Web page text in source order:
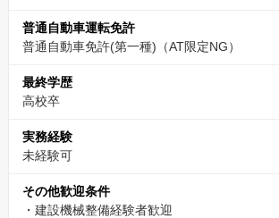
普通自動車運転免許
普通自動車免許(第一種)（AT限定NG）
最終学歴
高校卒
実務経験
未経験可
その他歓迎条件
・建設機械整備経験者歓迎